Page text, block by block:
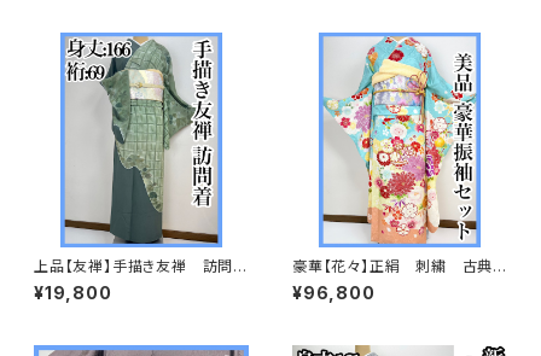
上品【友禅】手描き友禅 訪問着
正絹s697
¥19,800
豪華【花々】正絹 刺繍 古典
柄 振袖セット s703
¥96,800